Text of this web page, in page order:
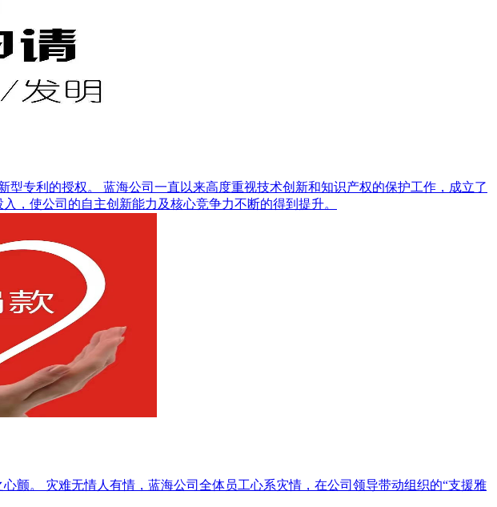
专利的授权。 蓝海公司一直以来高度重视技术创新和知识产权的保护工作，成立了
，使公司的自主创新能力及核心竞争力不断的得到提升。
。 灾难无情人有情，蓝海公司全体员工心系灾情，在公司领导带动组织的“支援雅